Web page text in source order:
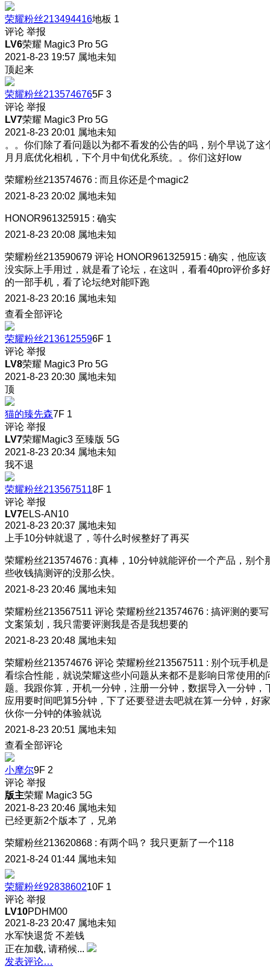
荣耀粉丝213494416地板 1
评论 举报
LV6荣耀 Magic3 Pro 5G
2021-8-23 19:57 属地未知
顶起来
荣耀粉丝2135746765F 3
评论 举报
LV7荣耀 Magic3 Pro 5G
2021-8-23 20:01 属地未知
。。你们除了看问题以为都不看发的公告的吗，别个早说了这
月月底优化相机，下个月中旬优化系统。。你们这好low
荣耀粉丝213574676 : 而且你还是个magic2
2021-8-23 20:02 属地未知
HONOR961325915 : 确实
2021-8-23 20:08 属地未知
荣耀粉丝213590679 评论 HONOR961325915 : 确实，他应该
没实际上手用过，就是看了论坛，在这叫，看看40pro评价多好
的一部手机，看了论坛绝对能吓跑
2021-8-23 20:16 属地未知
查看全部评论
荣耀粉丝2136125596F 1
评论 举报
LV8荣耀 Magic3 Pro 5G
2021-8-23 20:30 属地未知
顶
猫的臻先森7F 1
评论 举报
LV7荣耀Magic3 至臻版 5G
2021-8-23 20:34 属地未知
我不退
荣耀粉丝2135675118F 1
评论 举报
LV7ELS-AN10
2021-8-23 20:37 属地未知
上手10分钟就退了，等什么时候整好了再买
荣耀粉丝213574676 : 真棒，10分钟就能评价一个产品，别个
些收钱搞测评的没那么快。
2021-8-23 20:46 属地未知
荣耀粉丝213567511 评论 荣耀粉丝213574676 : 搞评测的要写
文案策划，我只需要评测我是否是我想要的
2021-8-23 20:48 属地未知
荣耀粉丝213574676 评论 荣耀粉丝213567511 : 别个玩手机是
看综合性能，就说荣耀这些小问题从来都不是影响日常使用的
题。我跟你算，开机一分钟，注册一分钟，数据导入一分钟，
应用要时间吧算5分钟，下了还要登进去吧就在算一分钟，好家
伙你一分钟的体验就说
2021-8-23 20:51 属地未知
查看全部评论
小摩尔9F 2
评论 举报
版主荣耀 Magic3 5G
2021-8-23 20:46 属地未知
已经更新2个版本了，兄弟
荣耀粉丝213620868 : 有两个吗？ 我只更新了一个118
2021-8-24 01:44 属地未知
荣耀粉丝9283860210F 1
评论 举报
LV10PDHM00
2021-8-23 20:47 属地未知
水军快退货 不差钱
正在加载, 请稍候...
发表评论…